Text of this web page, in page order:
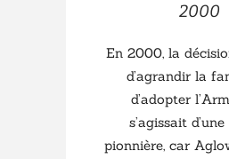
2000
En 2000, la
d’agrandir la
d’adopter
s’agissait
pionnière, car